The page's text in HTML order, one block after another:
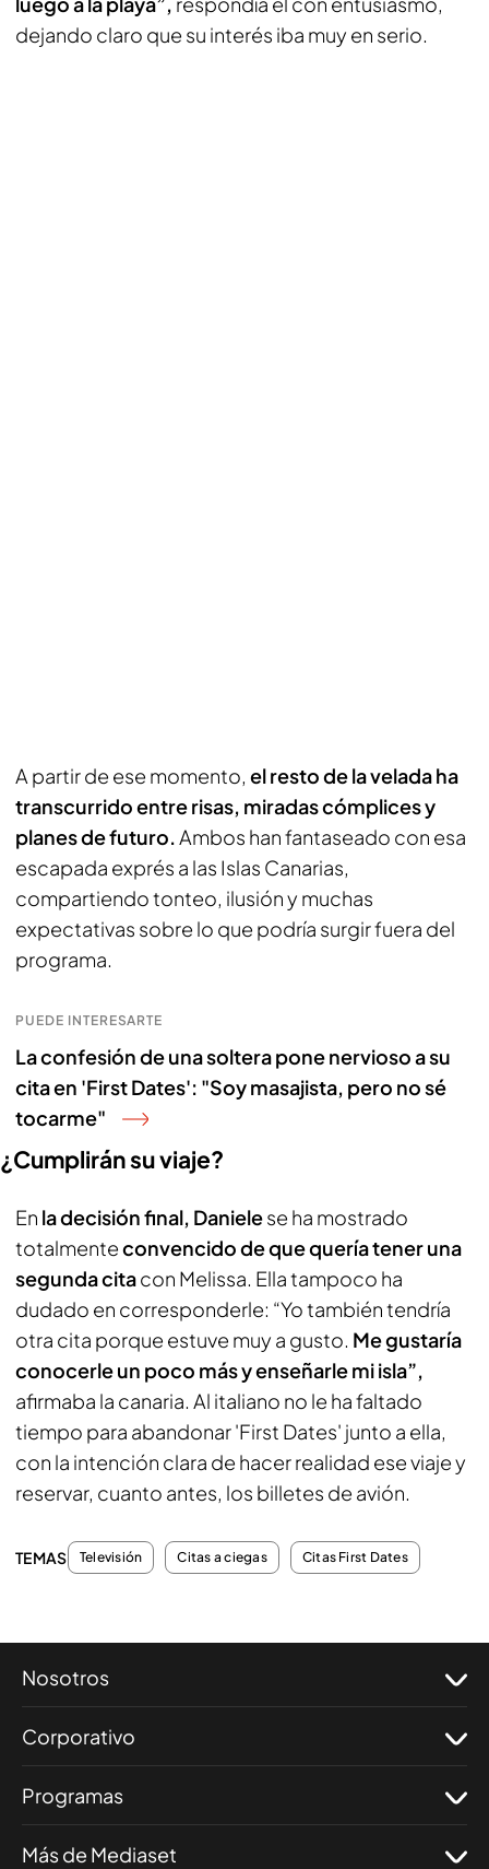
dejando claro que su interés iba muy en serio.
A partir de ese momento, el resto de la velada ha
transcurrido entre risas, miradas cómplices y
planes de futuro.Ambos han fantaseado con esa
escapada exprés a las Islas Canarias,
compartiendo tonteo, ilusión y muchas
expectativas sobre lo que podría surgir fuera del
programa.
PUEDE INTERESARTE
La confesión de una soltera pone nervioso a su
cita en 'First Dates': "Soy masajista, pero no sé
tocarme"
¿Cumplirán su viaje?
En la decisión final, Danielese ha mostrado
totalmenteconvencido de que quería tener una
segunda citacon Melissa. Ella tampoco ha
dudado en corresponderle: “Yo también tendría
otra cita porque estuve muy a gusto. Me gustaría
conocerle un poco más y enseñarle mi isla”,
afirmaba la canaria. Al italiano no le ha faltado
tiempo para abandonar 'First Dates' junto a ella,
con la intención clara de hacer realidad ese viaje y
reservar, cuanto antes, los billetes de avión.
TEMAS Televisión Citas a ciegas Citas First Dates
Nosotros
Corporativo
Programas
Más de Mediaset